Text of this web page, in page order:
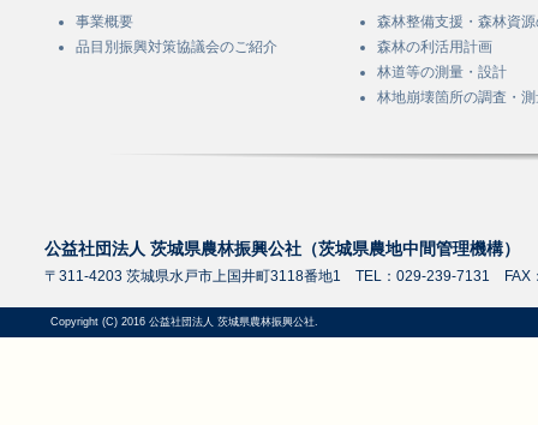
事業概要
品目別振興対策協議会のご紹介
森林整備支援・森林資
森林の利活用計画
林道等の測量・設計
林地崩壊箇所の調査・
公益社団法人 茨城県農林振興公社（茨城県農地中間管理機構）
〒311-4203 茨城県水戸市上国井町3118番地1 TEL：029-239-7131 FAX
Copyright (C) 2016 公益社団法人 茨城県農林振興公社.